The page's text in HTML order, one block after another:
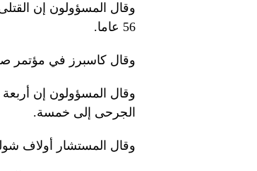
56 عاما.
وقال كاسبرز في مؤتمر
وقال المسؤولون إن
الجرحى إلى خمسة.
وقال المستشار أولاف